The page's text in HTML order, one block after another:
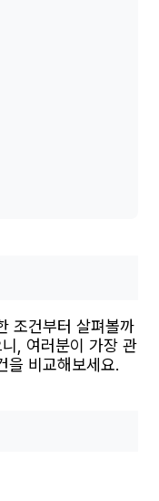
조건부터 살펴볼까
, 여러분이 가장 관
을 비교해보세요.